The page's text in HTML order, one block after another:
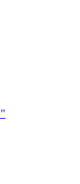
"